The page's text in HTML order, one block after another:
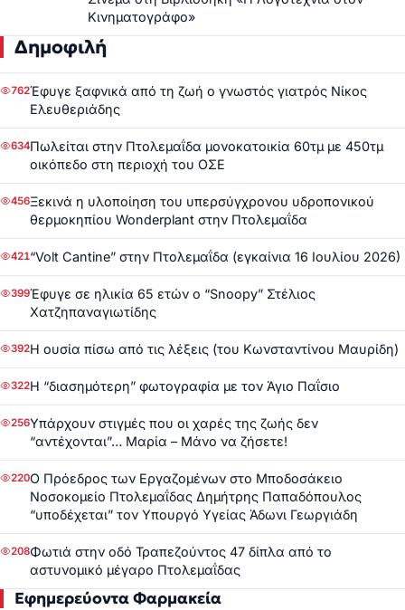
Κινηματογράφο»
Δημοφιλή
762Έφυγε ξαφνικά από τη ζωή ο γνωστός γιατρός Νίκος
Ελευθεριάδης
634Πωλείται στην Πτολεμαΐδα μονοκατοικία 60τμ με 450τμ
οικόπεδο στη περιοχή του ΟΣΕ
456Ξεκινά η υλοποίηση του υπερσύγχρονου υδροπονικού
θερμοκηπίου Wonderplant στην Πτολεμαΐδα
421“Volt Cantine” στην Πτολεμαΐδα (εγκαίνια 16 Ιουλίου 2026)
399Έφυγε σε ηλικία 65 ετών ο “Snoopy” Στέλιος
Χατζηπαναγιωτίδης
392Η ουσία πίσω από τις λέξεις (του Κωνσταντίνου Μαυρίδη)
322Η “διασημότερη” φωτογραφία με τον Άγιο Παΐσιο
256Υπάρχουν στιγμές που οι χαρές της ζωής δεν
“αντέχονται”… Μαρία – Μάνο να ζήσετε!
220Ο Πρόεδρος των Εργαζομένων στο Μποδοσάκειο
Νοσοκομείο Πτολεμαΐδας Δημήτρης Παπαδόπουλος
“υποδέχεται” τον Υπουργό Υγείας Άδωνι Γεωργιάδη
208Φωτιά στην οδό Τραπεζούντος 47 δίπλα από το
αστυνομικό μέγαρο Πτολεμαΐδας
Εφημερεύοντα Φαρμακεία